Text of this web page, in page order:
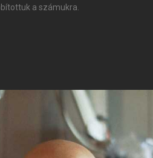
a számukra.